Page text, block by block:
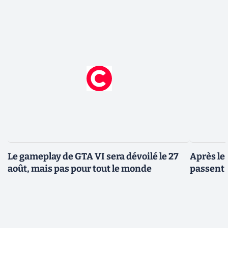
Le gameplay de GTA VI sera dévoilé le 27
août, mais pas pour tout le monde
Après le
passent